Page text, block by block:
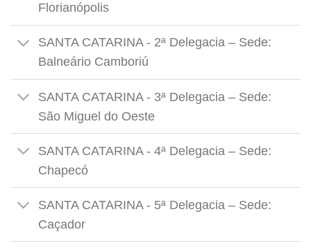
Florianópolis
SANTA CATARINA - 2ª Delegacia – Sede:
Balneário Camboriú
SANTA CATARINA - 3ª Delegacia – Sede:
São Miguel do Oeste
SANTA CATARINA - 4ª Delegacia – Sede:
Chapecó
SANTA CATARINA - 5ª Delegacia – Sede:
Caçador